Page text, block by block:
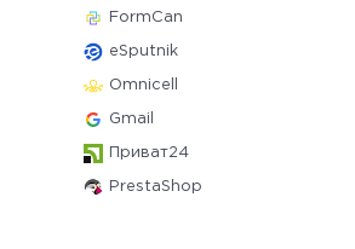
FormCan
eSputnik
Omnicell
Gmail
Приват24
PrestaShop